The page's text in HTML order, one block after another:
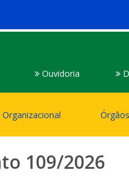
Ouvidoria
109/2026